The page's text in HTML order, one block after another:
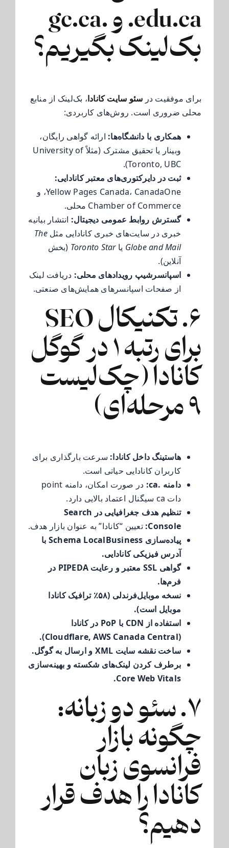
.edu.ca و .gc.ca
بک‌لینک بگیریم؟
برای موفقیت در سئو سایت کانادا، بک‌لینک از منابع
محلی ضروری است. روش‌های کاربردی:
همکاری با دانشگاه‌ها: ارائه گواهی رایگان،
وبینار یا تحقیق مشترک (مثلاً University of
Toronto, UBC).
ثبت در دایرکتوری‌های معتبر کانادایی:
Yellow Pages Canada، CanadaOne، و
Chamber of Commerce محلی.
گسترش روابط عمومی دیجیتال: انتشار بیانیه
خبری در سایت‌های خبری کانادایی مثلThe
Globe and Mail یاToronto Star (بخش
آنلاین).
اسپانسرشیپ رویدادهای محلی: دریافت لینک
از صفحات اسپانسرهای همایش‌های صنعتی.
۶. تکنیکال SEO
برای رتبه ۱ در گوگل
کانادا (چک‌لیست
۹ مرحله‌ای)
هاستینگ داخل کانادا: سرعت بارگذاری برای
کاربران کانادایی حیاتی است.
دامنه .ca:
در صورت امکان، دامنه point
دات ca سیگنال اعتماد بالایی دارد.
تنظیم هدف جغرافیایی در Search
Console: تعیین “کانادا” به عنوان بازار هدف.
پیاده‌سازی Schema LocalBusiness با
آدرس فیزیکی کانادایی.
گواهی SSL معتبر و رعایت PIPEDA در
فرم‌ها.
نسخه موبایل‌فرندلی (۵۸٪ ترافیک کانادا
موبایل است).
استفاده از CDN با PoP در کانادا
(Cloudflare, AWS Canada Central).
ساخت نقشه سایت XML و ارسال به گوگل.
برطرف کردن لینک‌های شکسته و بهینه‌سازی
Core Web Vitals.
۷. سئو دو زبانه:
چگونه بازار
فرانسوی زبان
کانادا را هدف قرار
دهیم؟